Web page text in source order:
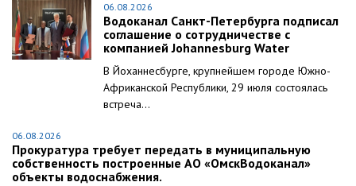
06.08.2026
Водоканал Санкт-Петербурга подписал
соглашение о сотрудничестве с
компанией Johannesburg Water
В Йоханнесбурге, крупнейшем городе Южно-
Африканской Республики, 29 июля состоялась
встреча...
06.08.2026
Прокуратура требует передать в муниципальную
собственность построенные АО «ОмскВодоканал»
объекты водоснабжения.